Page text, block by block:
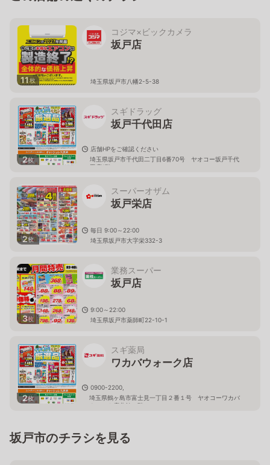
11枚
コジマ×ビックカメラ
坂戸店
埼玉県坂戸市八幡2-5-38
2枚
スギドラッグ
坂戸千代田店
店舗HPをご確認ください
埼玉県坂戸市千代田二丁目6番70号 ヤオコー坂戸千代
田店1階
2枚
スーパーオザム
坂戸栄店
毎日 9:00～22:00
埼玉県坂戸市大字栄332-3
3枚
業務スーパー
坂戸店
9:00～22:00
埼玉県坂戸市薬師町22-10-1
2枚
スギ薬局
ワカバウォーク店
0900-2200,
埼玉県鶴ヶ島市富士見一丁目２番１号 ヤオコーワカバ
ウォーク店北館１階
坂戸市のチラシを見る